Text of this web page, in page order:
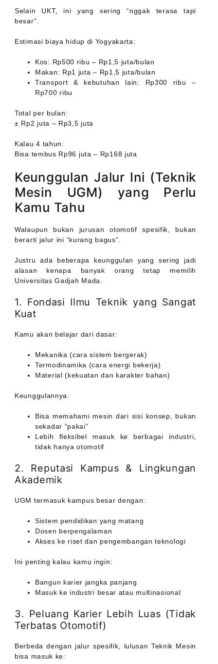
Selain UKT, ini yang sering “nggak terasa tapi
besar”.
Estimasi biaya hidup di Yogyakarta:
Kos: Rp500 ribu – Rp1,5 juta/bulan
Makan: Rp1 juta – Rp1,5 juta/bulan
Transport & kebutuhan lain: Rp300 ribu –
Rp700 ribu
Total per bulan:
± Rp2 juta – Rp3,5 juta
Kalau 4 tahun:
Bisa tembus Rp96 juta – Rp168 juta
Keunggulan Jalur Ini (Teknik
Mesin UGM) yang Perlu
Kamu Tahu
Walaupun bukan jurusan otomotif spesifik, bukan
berarti jalur ini “kurang bagus”.
Justru ada beberapa keunggulan yang sering jadi
alasan kenapa banyak orang tetap memilih
Universitas Gadjah Mada.
1. Fondasi Ilmu Teknik yang Sangat
Kuat
Kamu akan belajar dari dasar:
Mekanika (cara sistem bergerak)
Termodinamika (cara energi bekerja)
Material (kekuatan dan karakter bahan)
Keunggulannya:
Bisa memahami mesin dari sisi konsep, bukan
sekadar “pakai”
Lebih fleksibel masuk ke berbagai industri,
tidak hanya otomotif
2. Reputasi Kampus & Lingkungan
Akademik
UGM termasuk kampus besar dengan:
Sistem pendidikan yang matang
Dosen berpengalaman
Akses ke riset dan pengembangan teknologi
Ini penting kalau kamu ingin:
Bangun karier jangka panjang
Masuk ke industri besar atau multinasional
3. Peluang Karier Lebih Luas (Tidak
Terbatas Otomotif)
Berbeda dengan jalur spesifik, lulusan Teknik Mesin
bisa masuk ke: